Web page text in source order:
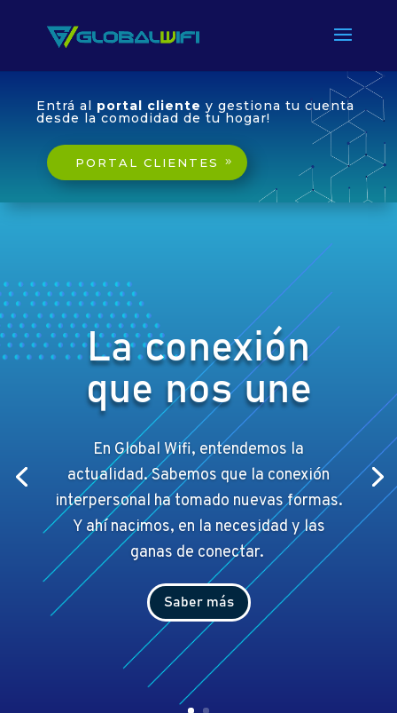
Entrá al portal cliente y gestiona tu cuenta
desde la comodidad de tu hogar!
PORTAL CLIENTES
La conexión
que nos une
En Global Wifi, entendemos la
actualidad. Sabemos que la conexión
interpersonal ha tomado nuevas formas.
Y ahí nacimos, en la necesidad y las
ganas de conectar.
Saber más